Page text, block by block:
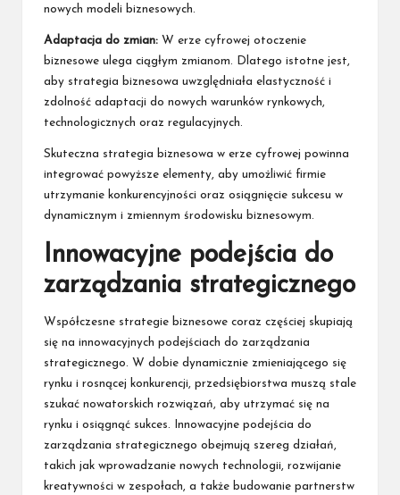
nowych modeli biznesowych.
Adaptacja do zmian: W erze cyfrowej otoczenie
biznesowe ulega ciągłym zmianom. Dlatego istotne jest,
aby strategia biznesowa uwzględniała elastyczność i
zdolność adaptacji do nowych warunków rynkowych,
technologicznych oraz regulacyjnych.
Skuteczna strategia biznesowa w erze cyfrowej powinna
integrować powyższe elementy, aby umożliwić firmie
utrzymanie konkurencyjności oraz osiągnięcie sukcesu w
dynamicznym i zmiennym środowisku biznesowym.
Innowacyjne podejścia do
zarządzania strategicznego
Współczesne strategie biznesowe coraz częściej skupiają
się na innowacyjnych podejściach do zarządzania
strategicznego. W dobie dynamicznie zmieniającego się
rynku i rosnącej konkurencji, przedsiębiorstwa muszą stale
szukać nowatorskich rozwiązań, aby utrzymać się na
rynku i osiągnąć sukces. Innowacyjne podejścia do
zarządzania strategicznego obejmują szereg działań,
takich jak wprowadzanie nowych technologii, rozwijanie
kreatywności w zespołach, a także budowanie partnerstw